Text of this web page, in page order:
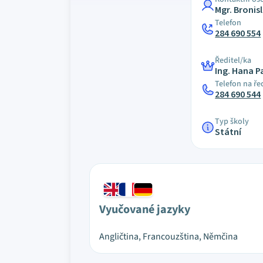
Mgr.
Telefon
284 690 554
Ředitel/ka
Ing. Hana
Telefon na
284 690 544
Typ školy
Státní
Vyučované jazyky
Angličtina, Francouzština, Němčina